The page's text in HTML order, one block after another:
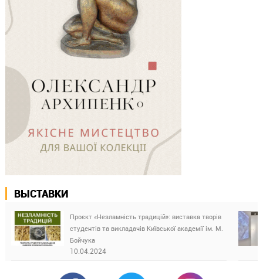
ВЫСТАВКИ
Проєкт «Незламність традицій»: виставка творів
студентів та викладачів Київської академії ім. М.
Бойчука
10.04.2024